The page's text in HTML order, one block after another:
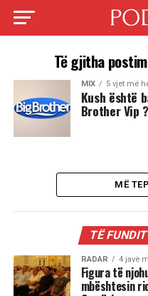
Të gjitha
MIX 5 vjet më
Kush është
Brother Vip ?
MË
TË FUNDIT
RADAR 4 javë
Figura të
mbështesin